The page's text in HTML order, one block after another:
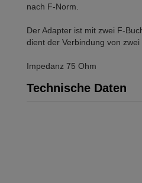
nach F-Norm.
Der Adapter ist mit zwei F-
dient der Verbindung von zwei
Impedanz 75 Ohm
Technische Daten